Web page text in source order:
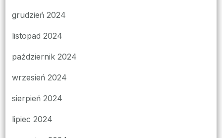
grudzień 2024
listopad 2024
październik 2024
wrzesień 2024
sierpień 2024
lipiec 2024